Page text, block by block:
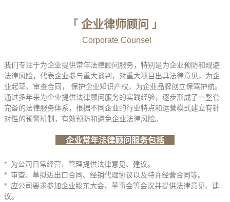
「 企业律师顾问 」
Corporate Counsel
我们专注于为企业提供常年法律顾问服务，特别是为企业预防和规避
法律风险，代表企业参与重大谈判，对重大项目出具法律意见，为企
业起草、审查合同， 保护企业知识产权，为企业品牌创立保驾护航。
通过多年来为企业提供法律顾问服务的实践经验，逐步形成了一整套
完备的法律服务体系，根据不同企业的行业特点和运营模式建立有针
对性的预警机制，有效预防和避免企业法律风险。
企业常年法律顾问服务包括
* 为公司日常经营、管理提供法律意见、建议。
* 审查、草拟进出口合同、经销代理协议以及特许经营合同等。
* 应公司要求参加企业股东大会、董事会等会议并提供法律意见、建
议。